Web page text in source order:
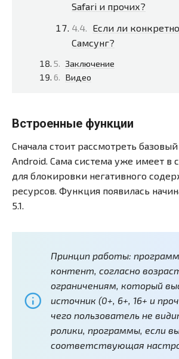
Safari и прочих?
Если ли
Самсунг?
Заключение
Видео
Встроенные функции
Сначала стоит рассмотреть
Android. Сама система уже имеет в
для блокировки негативного
ресурсов. Функция появилась
5.1.
Принцип работы:
контент, согласно
ограничениям, который
источник (0+, 6+, 16+ и
чего пользователь не
ролики, программы, если
соответствующая